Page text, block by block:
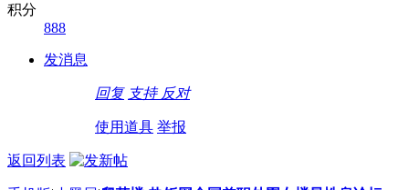
积分
888
发消息
回复 支持 反对
使用道具 举报
返回列表